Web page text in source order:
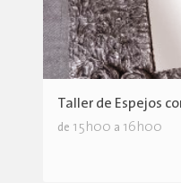
Taller de Espejos
de 15h00 a 16h00